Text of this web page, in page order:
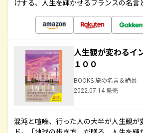
けする、人生を輝かせるフランスの名言
人生観が変わるイ
１００
BOOKS 旅の名言＆絶景
2022.07.14 発売
混沌と喧噪、行った人の大半が人生観が